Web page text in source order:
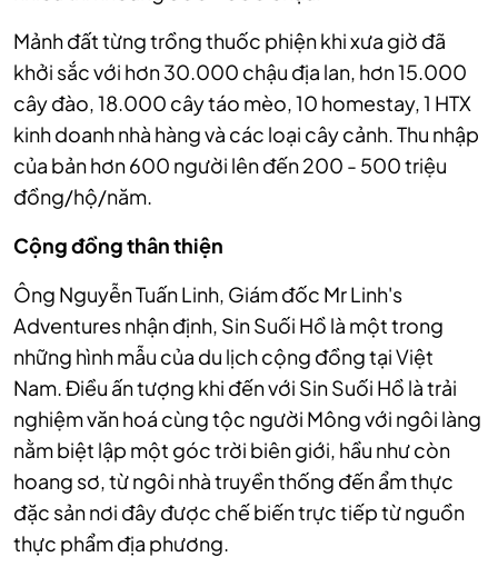
Mảnh đất từng trồng thuốc phiện khi xưa giờ đã
khởi sắc với hơn 30.000 chậu địa lan, hơn 15.000
cây đào, 18.000 cây táo mèo, 10 homestay, 1 HTX
kinh doanh nhà hàng và các loại cây cảnh. Thu nhập
của bản hơn 600 người lên đến 200 - 500 triệu
đồng/hộ/năm.
Cộng đồng thân thiện
Ông Nguyễn Tuấn Linh, Giám đốc Mr Linh's
Adventures nhận định, Sin Suối Hồ là một trong
những hình mẫu của du lịch cộng đồng tại Việt
Nam. Điều ấn tượng khi đến với Sin Suối Hồ là trải
nghiệm văn hoá cùng tộc người Mông với ngôi làng
nằm biệt lập một góc trời biên giới, hầu như còn
hoang sơ, từ ngôi nhà truyền thống đến ẩm thực
đặc sản nơi đây được chế biến trực tiếp từ nguồn
thực phẩm địa phương.